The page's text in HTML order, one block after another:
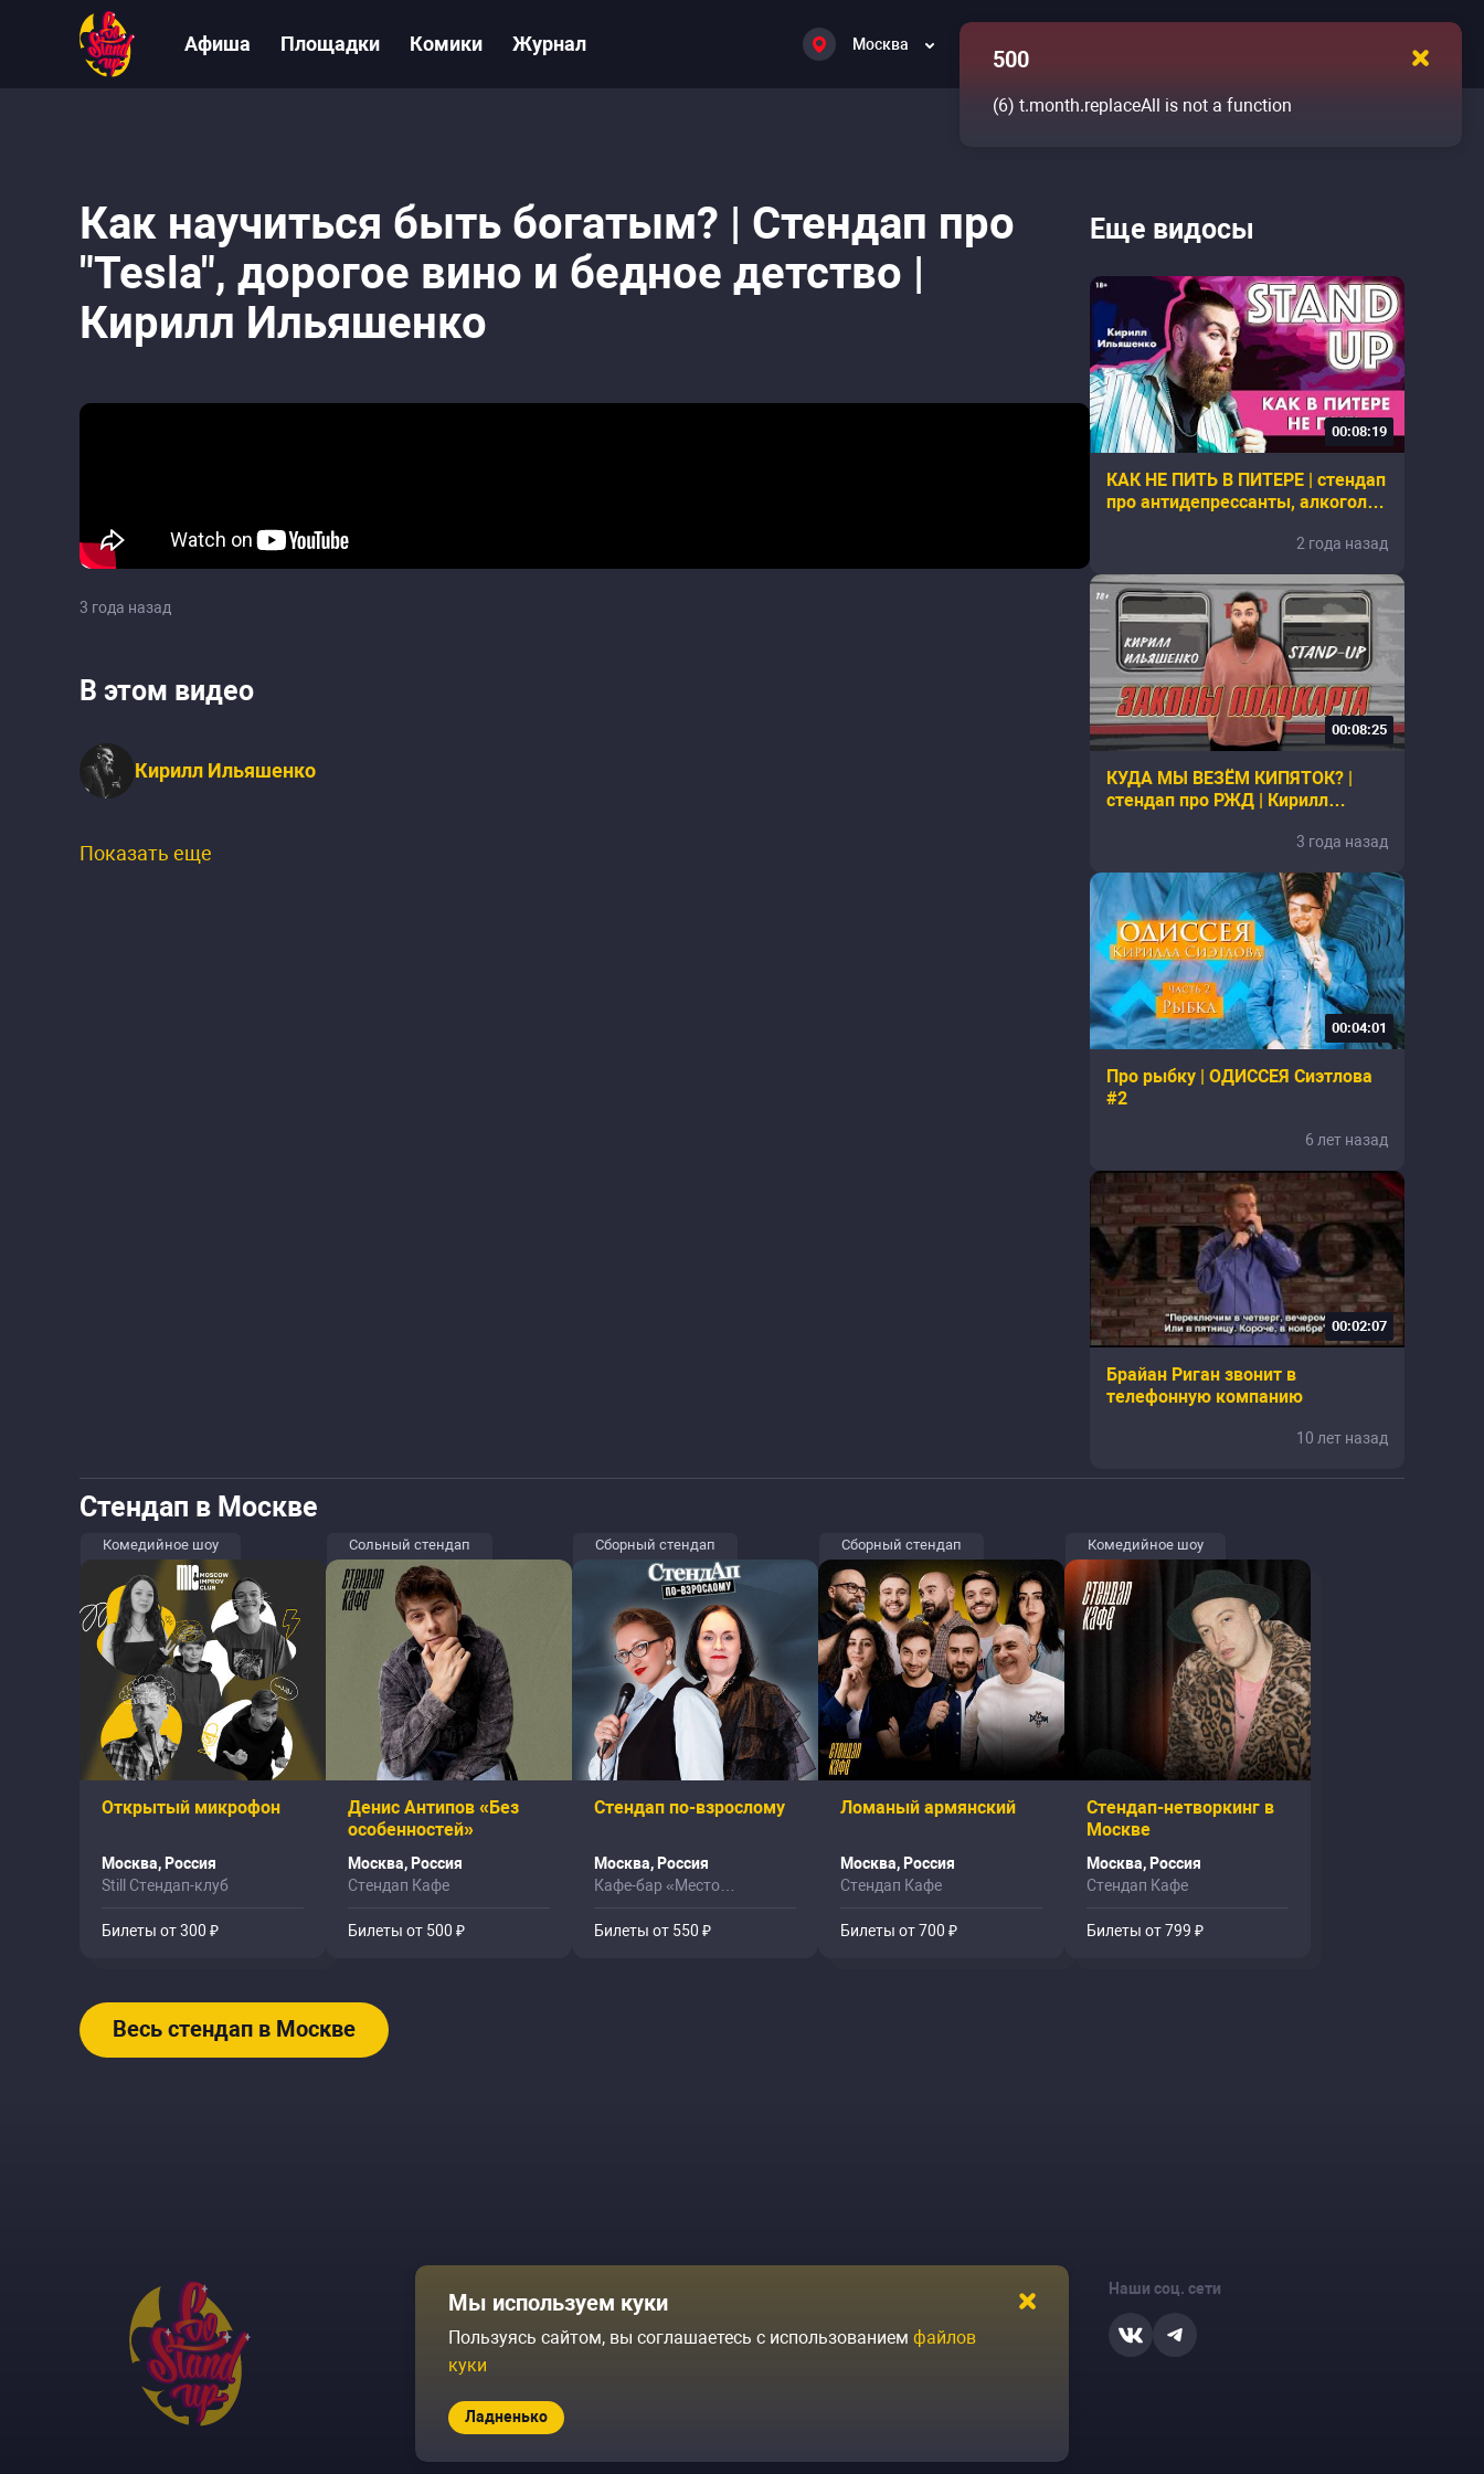
Афиша Площадки Комики Журнал Москва
Как научиться быть богатым? | Стендап про
"Tesla", дорогое вино и бедное детство |
Кирилл Ильяшенко
3 года назад
В этом видео
Кирилл Ильяшенко
Показать еще
Еще видосы
00:08:19
КАК НЕ ПИТЬ В ПИТЕРЕ | стендап
про антидепрессанты, алкоголь
2 года назад
00:08:25
КУДА МЫ ВЕЗЁМ КИПЯТОК? |
стендап про РЖД | Кирилл
3 года назад
00:04:01
Про рыбку | ОДИССЕЯ Сиэтлова
#2
6 лет назад
00:02:07
Брайан Риган звонит в
телефонную компанию
10 лет назад
Стендап в Москве
Комедийное шоу
Открытый микрофон
Москва, Россия
Still Стендап-клуб
Билеты от 300 ₽
Сольный стендап
Денис Антипов «Без
особенностей»
Москва, Россия
Стендап Кафе
Билеты от 500 ₽
Сборный стендап
Стендап по-взрослому
Москва, Россия
Кафе-бар «Место
Билеты от 550 ₽
Сборный стендап
Ломаный армянский
Москва, Россия
Стендап Кафе
Билеты от 700 ₽
Комедийное шоу
Стендап-нетворкинг в
Москве
Москва, Россия
Стендап Кафе
Билеты от 799 ₽
Весь стендап в Москве
Площадки
Архив событий
Журнал Политика конфиденциальности
Наши соц. сети
500
(6) t.month.replaceAll is not a function
Мы используем куки
Пользуясь сайтом, вы соглашаетесь с использованием файлов
куки
Ладненько